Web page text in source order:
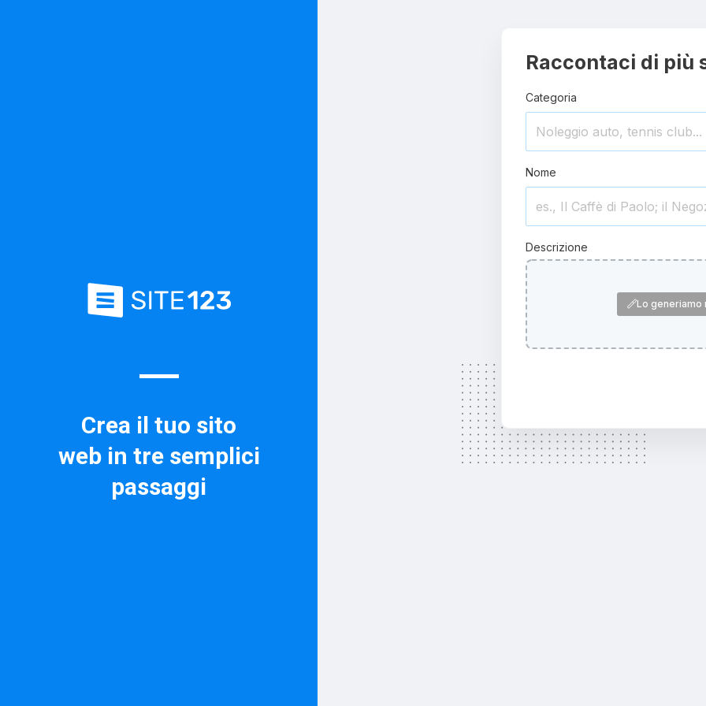
Crea il tuo sito
web in tre semplici
passaggi
Raccontaci di più
Categoria
Nome
Descrizione
Lo generiamo